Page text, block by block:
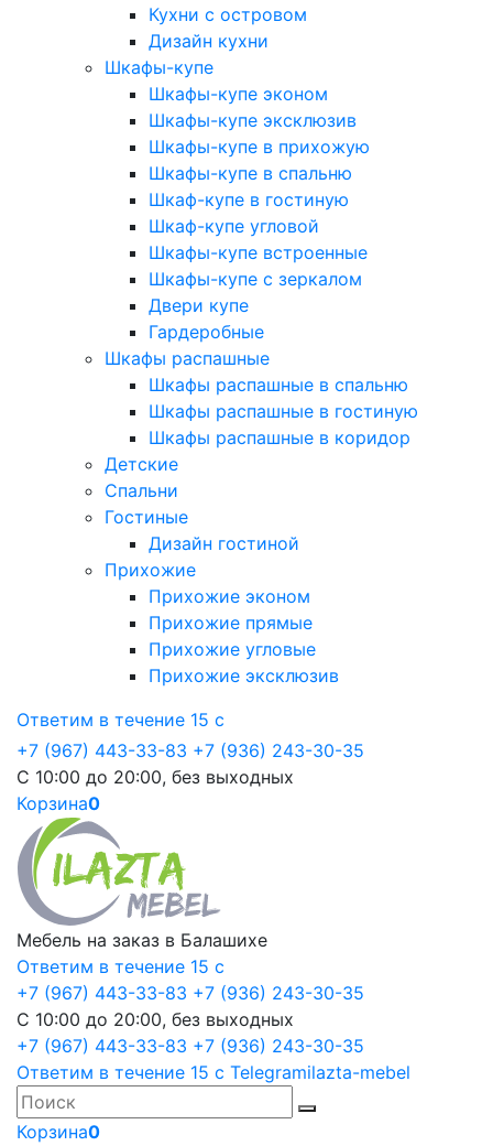
Кухни с островом
Дизайн кухни
Шкафы-купе
Шкафы-купе эконом
Шкафы-купе эксклюзив
Шкафы-купе в прихожую
Шкафы-купе в спальню
Шкаф-купе в гостиную
Шкаф-купе угловой
Шкафы-купе встроенные
Шкафы-купе с зеркалом
Двери купе
Гардеробные
Шкафы распашные
Шкафы распашные в спальню
Шкафы распашные в гостиную
Шкафы распашные в коридор
Детские
Спальни
Гостиные
Дизайн гостиной
Прихожие
Прихожие эконом
Прихожие прямые
Прихожие угловые
Прихожие эксклюзив
Ответим в течение 15 с
+7 (967) 443-33-83 +7 (936) 243-30-35
С 10:00 до 20:00, без выходных
Корзина0
Мебель на заказ в Балашихе
Ответим в течение 15 с
+7 (967) 443-33-83 +7 (936) 243-30-35
С 10:00 до 20:00, без выходных
+7 (967) 443-33-83 +7 (936) 243-30-35
Ответим в течение 15 с Telegramilazta-mebel
Корзина0